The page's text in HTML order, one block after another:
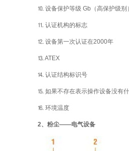
⒑ 设备保护等级 Gb（高保护级别）
⒒ 认证机构的标志
⒓ 设备第一次认证在2000年
⒔ ATEX
⒕ 认证结构标识号
⒖ 如果不存在表示操作设备没有
⒗ 环境温度
2、粉尘——电气设备